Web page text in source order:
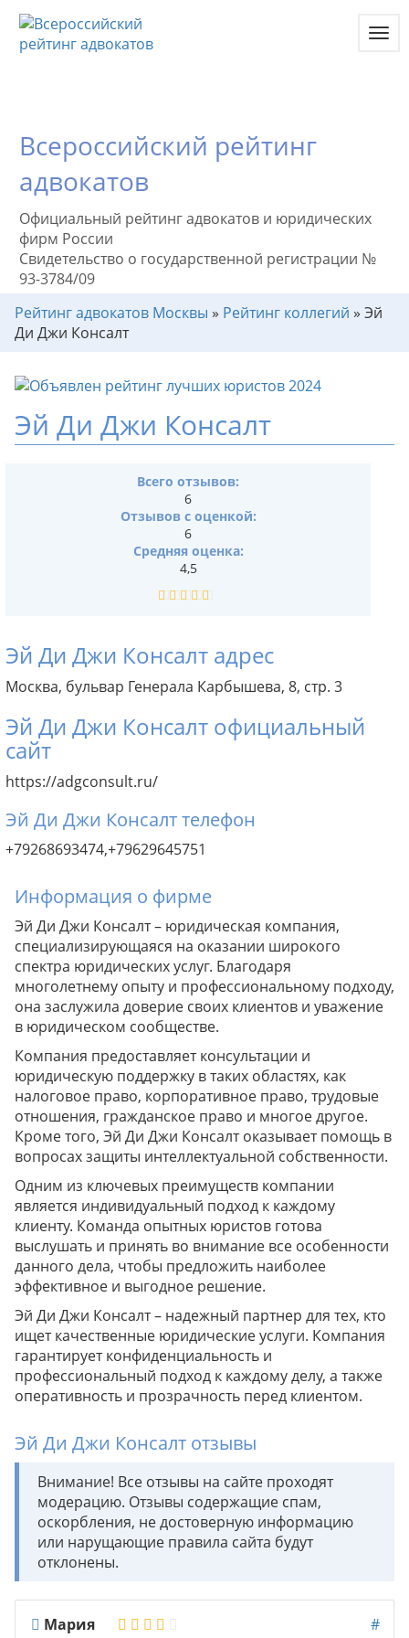
Всероссийский рейтинг
адвокатов
Официальный рейтинг адвокатов и юридических
фирм России
Свидетельство о государственной регистрации №
93-3784/09
Рейтинг адвокатов Москвы » Рейтинг коллегий » Эй
Ди Джи Консалт
Эй Ди Джи Консалт
Эй Ди Джи Консалт адрес
Москва, бульвар Генерала Карбышева, 8, стр. 3
Эй Ди Джи Консалт официальный
сайт
https://adgconsult.ru/
Эй Ди Джи Консалт телефон
+79268693474,+79629645751
Всего отзывов:
6
Отзывов с оценкой:
6
Средняя оценка:
4,5
Информация о фирме
Эй Ди Джи Консалт – юридическая компания,
специализирующаяся на оказании широкого
спектра юридических услуг. Благодаря
многолетнему опыту и профессиональному подходу,
она заслужила доверие своих клиентов и уважение
в юридическом сообществе.
Компания предоставляет консультации и
юридическую поддержку в таких областях, как
налоговое право, корпоративное право, трудовые
отношения, гражданское право и многое другое.
Кроме того, Эй Ди Джи Консалт оказывает помощь в
вопросах защиты интеллектуальной собственности.
Одним из ключевых преимуществ компании
является индивидуальный подход к каждому
клиенту. Команда опытных юристов готова
выслушать и принять во внимание все особенности
данного дела, чтобы предложить наиболее
эффективное и выгодное решение.
Эй Ди Джи Консалт – надежный партнер для тех, кто
ищет качественные юридические услуги. Компания
гарантирует конфиденциальность и
профессиональный подход к каждому делу, а также
оперативность и прозрачность перед клиентом.
Эй Ди Джи Консалт отзывы
Внимание! Все отзывы на сайте проходят
модерацию. Отзывы содержащие спам,
оскорбления, не достоверную информацию
или нарущающие правила сайта будут
отклонены.
Мария #